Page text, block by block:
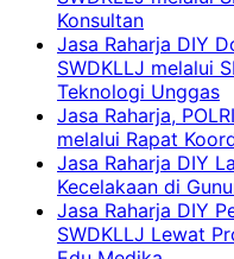
Konsultan
Jasa Raharja DIY
SWDKLLJ melalui
Teknologi Unggas
Jasa Raharja,
melalui Rapat
Jasa Raharja DIY
Kecelakaan di
Jasa Raharja DIY
SWDKLLJ Lewat